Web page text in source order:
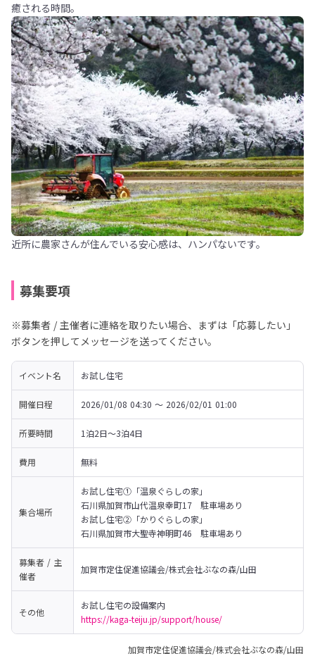
癒される時間。
近所に農家さんが住んでいる安心感は、ハンパないです。
募集要項
※募集者 / 主催者に連絡を取りたい場合、まずは「応募したい」
ボタンを押してメッセージを送ってください。
イベント名 お試し住宅
開催日程 2026/01/08 04:30 〜 2026/02/01 01:00
所要時間 1泊2日～3泊4日
費用 無料
集合場所
お試し住宅①「温泉ぐらしの家」
石川県加賀市山代温泉幸町17　駐車場あり
お試し住宅②「かりぐらしの家」
石川県加賀市大聖寺神明町46　駐車場あり
募集者 / 主
催者
加賀市定住促進協議会/株式会社ぶなの森/山田
その他
https://kaga-teiju.jp/support/house/
加賀市定住促進協議会/株式会社ぶなの森/山田